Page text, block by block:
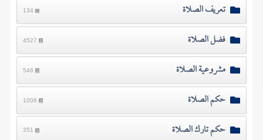
تعريف الصلاة 134
فضل الصلاة 4527
مشروعية الصلاة 546
حكم الصلاة 1006
حكم تارك الصلاة 351